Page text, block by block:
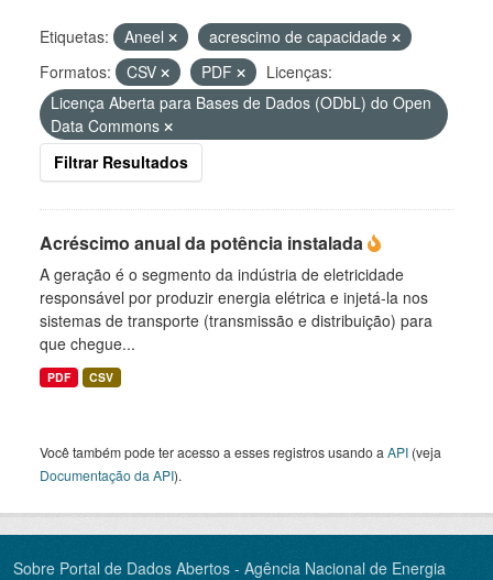
Etiquetas: Aneel
acrescimo de capacidade
Formatos:
CSV PDF
Licenças:
Licença Aberta para Bases de Dados (ODbL) do Open
Data Commons
Filtrar Resultados
Acréscimo anual da potência instalada
A geração é o segmento da indústria de eletricidade
responsável por produzir energia elétrica e injetá-la nos
sistemas de transporte (transmissão e distribuição) para
que chegue...
PDF CSV
Você também pode ter acesso a esses registros usando a API (veja
Documentação da API).
Sobre Portal de Dados Abertos - Agência Nacional de Energia